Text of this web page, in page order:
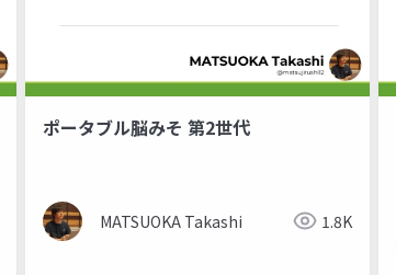
ポータブル脳みそ 第2世代
MATSUOKA Takashi 1.8K